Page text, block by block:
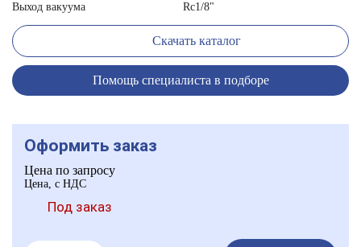
Выход вакуума
Rc1/8"
Скачать каталог
Помощь специалиста в подборе
Оформить заказ
Цена по запросу
Цена, с НДС
Под заказ